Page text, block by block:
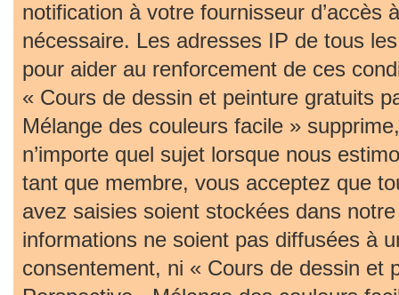
notification à votre fournisseur d’accès
nécessaire. Les adresses IP de tous
pour aider au renforcement de ces
« Cours de dessin et peinture gratuits
Mélange des couleurs facile »
n’importe quel sujet lorsque nous
tant que membre, vous acceptez que
avez saisies soient stockées dans
informations ne soient pas diffusées à
consentement, ni « Cours de dessin et